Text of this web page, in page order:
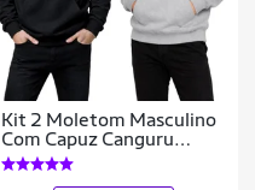
Kit 2 Moletom Masculino
Com Capuz Canguru
Flanelado Casaco De Frio
Casual Inverno